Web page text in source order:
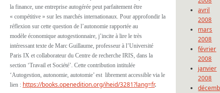
la finance, une entreprise autogérée peut parfaitement être
« compétitive » sur les marchés internationaux. Pour approfondir la
réflexion sur cette question de l’autonomie rapportée au
modèle économique autogestionnaire, j’incite à lire le très
intéressant texte de Marc Guillaume, professeur à l’Université
Paris IX et collaborateur du Centre de recherche IRIS, dans la
section ‘Travail et Société’. Cette contribution intitulée
‘Autogestion, autonomie, autotomie’ est librement accessible via le
lien : https://books.openedition.org/iheid/3281?lang=fr.
avril
2008
mars
2008
février
2008
janvier
2008